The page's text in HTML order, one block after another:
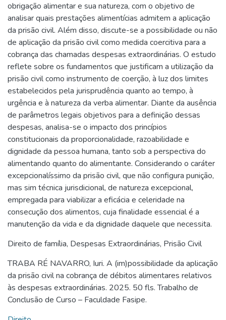
obrigação alimentar e sua natureza, com o objetivo de
analisar quais prestações alimentícias admitem a aplicação
da prisão civil. Além disso, discute-se a possibilidade ou não
de aplicação da prisão civil como medida coercitiva para a
cobrança das chamadas despesas extraordinárias. O estudo
reflete sobre os fundamentos que justificam a utilização da
prisão civil como instrumento de coerção, à luz dos limites
estabelecidos pela jurisprudência quanto ao tempo, à
urgência e à natureza da verba alimentar. Diante da ausência
de parâmetros legais objetivos para a definição dessas
despesas, analisa-se o impacto dos princípios
constitucionais da proporcionalidade, razoabilidade e
dignidade da pessoa humana, tanto sob a perspectiva do
alimentando quanto do alimentante. Considerando o caráter
excepcionalíssimo da prisão civil, que não configura punição,
mas sim técnica jurisdicional, de natureza excepcional,
empregada para viabilizar a eficácia e celeridade na
consecução dos alimentos, cuja finalidade essencial é a
manutenção da vida e da dignidade daquele que necessita.
Direito de família, Despesas Extraordinárias, Prisão Civil
TRABA RÉ NAVARRO, Iuri. A (im)possibilidade da aplicação
da prisão civil na cobrança de débitos alimentares relativos
às despesas extraordinárias. 2025. 50 fls. Trabalho de
Conclusão de Curso – Faculdade Fasipe.